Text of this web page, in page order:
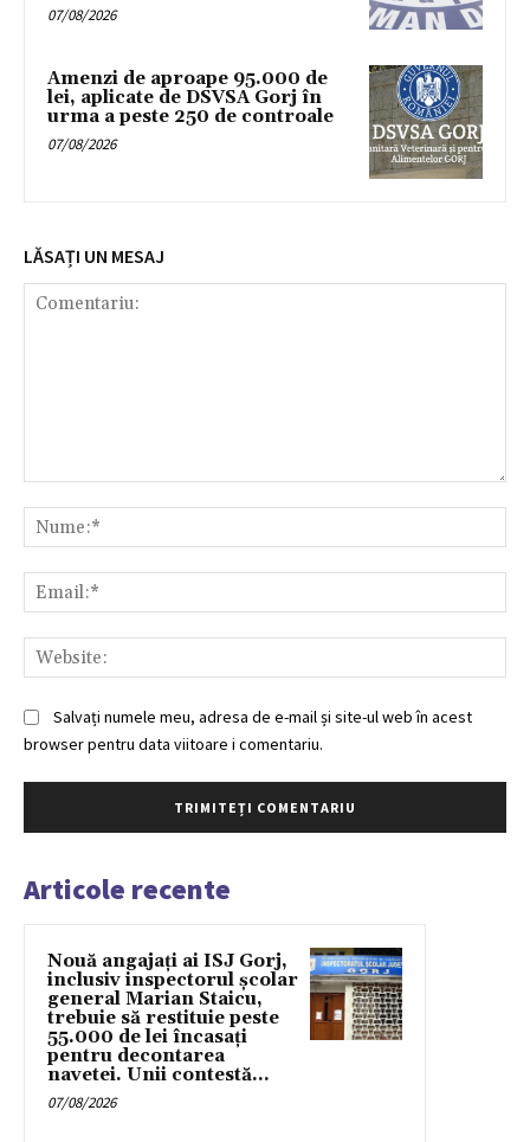
07/08/2026
Amenzi de aproape 95.000 de
lei, aplicate de DSVSA Gorj în
urma a peste 250 de controale
07/08/2026
LĂSAȚI UN MESAJ
Salvați numele meu, adresa de e-mail și site-ul web în acest
browser pentru data viitoare i comentariu.
Articole recente
Nouă angajați ai ISJ Gorj,
inclusiv inspectorul școlar
general Marian Staicu,
trebuie să restituie peste
55.000 de lei încasați
pentru decontarea
navetei. Unii contestă...
07/08/2026